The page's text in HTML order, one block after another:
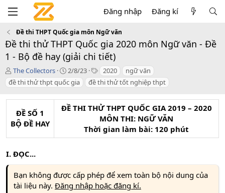
Đăng nhập Đăng kí
Đề thi THPT Quốc gia môn Ngữ văn
Đề thi thử THPT Quốc gia 2020 môn Ngữ văn - Đề
1 - Bộ đề hay (giải chi tiết)
T
á
c
The Collectors
C
r
e
t
2/8/23
T
a
g
2020
ngữ văn
đề thi thử thpt quốc gia
đề thi thử tốt nghiệp thpt
ĐỀ SỐ 1
BỘ ĐỀ HAY
ĐỀ THI THỬ THPT QUỐC GIA 2019 – 2020
MÔN THI: NGỮ VĂN
Thời gian làm bài: 120 phút
I. ĐỌC...
Bạn không được cấp phép để xem toàn bộ nội dung của
tài liệu này. Đăng nhập hoặc đăng kí.